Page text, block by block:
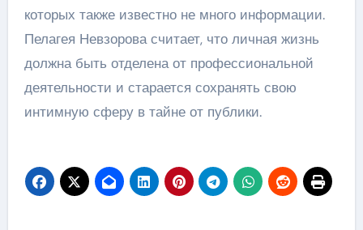
которых также известно не много информации.
Пелагея Невзорова считает, что личная жизнь
должна быть отделена от профессиональной
деятельности и старается сохранять свою
интимную сферу в тайне от публики.